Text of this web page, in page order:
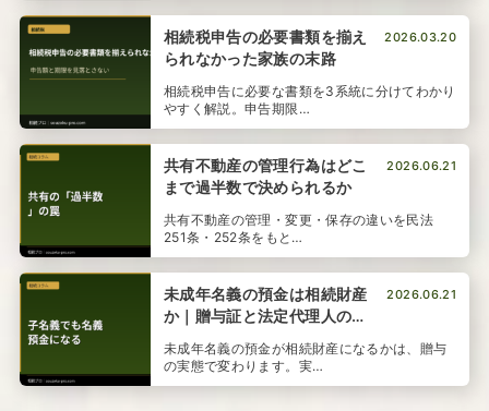
相続税申告の必要書類を揃え
られなかった家族の末路
相続税申告に必要な書類を3系統に分けてわかり
やすく解説。申告期限…
2026.03.20
共有不動産の管理行為はどこ
まで過半数で決められるか
共有不動産の管理・変更・保存の違いを民法
251条・252条をもと…
2026.06.21
未成年名義の預金は相続財産
か｜贈与証と法定代理人の受
未成年名義の預金が相続財産になるかは、贈与
の実態で変わります。実…
2026.06.21